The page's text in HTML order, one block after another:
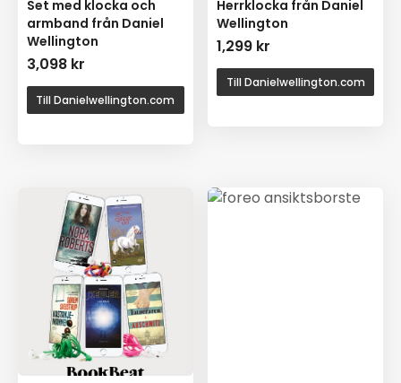
Set med klocka och
armband från Daniel
Wellington
3,098 kr
Till Danielwellington.com
Herrklocka från Daniel
Wellington
1,299 kr
Till Danielwellington.com